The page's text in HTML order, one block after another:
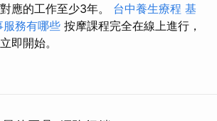
應的工作至少3年。 台中養生療程 基
服務有哪些 按摩課程完全在線上進行，
即開始。